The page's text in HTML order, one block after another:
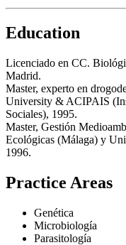
Education
Licenciado en CC.
Madrid.
Master, experto en
University & ACIPAIS
Sociales), 1995.
Master, Gestión
Ecológicas (Málaga) y
1996.
Practice Areas
Genética
Microbiología
Parasitología